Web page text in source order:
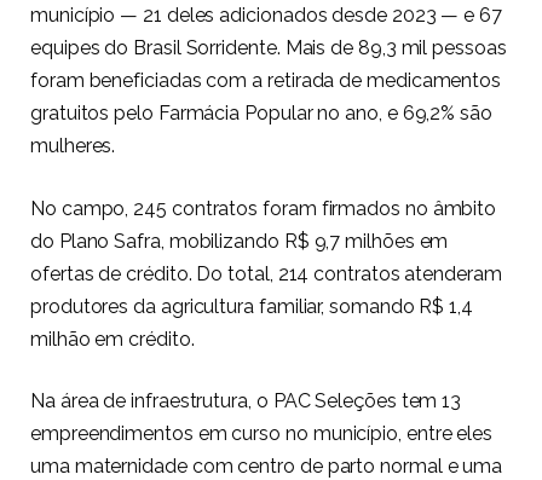
município — 21 deles adicionados desde 2023 — e 67
equipes do Brasil Sorridente. Mais de 89,3 mil pessoas
foram beneficiadas com a retirada de medicamentos
gratuitos pelo Farmácia Popular no ano, e 69,2% são
mulheres.
No campo, 245 contratos foram firmados no âmbito
do Plano Safra, mobilizando R$ 9,7 milhões em
ofertas de crédito. Do total, 214 contratos atenderam
produtores da agricultura familiar, somando R$ 1,4
milhão em crédito.
Na área de infraestrutura, o PAC Seleções tem 13
empreendimentos em curso no município, entre eles
uma maternidade com centro de parto normal e uma